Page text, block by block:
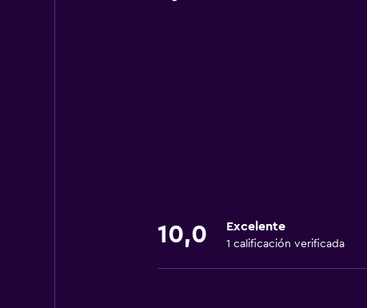
10,0 Excelente
1 calificación verificada